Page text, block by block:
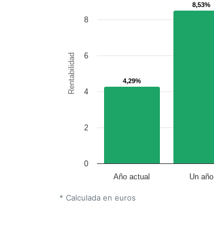
Rentabilidad 4,29%
4,29%
8,53%
8,53%
Año actual Un año
0
2
4
6
8
* Calculada en euros